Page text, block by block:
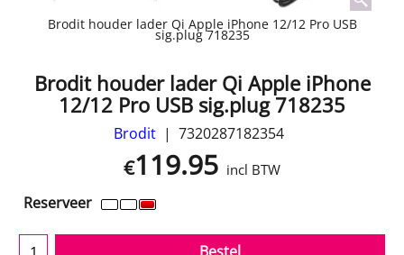
Brodit houder lader Qi Apple iPhone 12/12 Pro USB
sig.plug 718235
Brodit houder lader Qi Apple iPhone
12/12 Pro USB sig.plug 718235
Brodit 7320287182354
€119.95 incl BTW
Reserveer